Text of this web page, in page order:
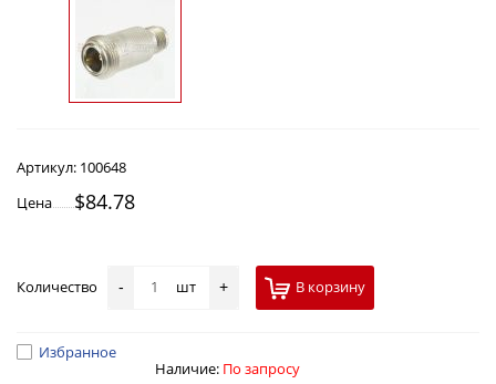
Артикул: 100648
Цена
$84.78
Количество - шт + В корзину
Избранное
Наличие: По запросу